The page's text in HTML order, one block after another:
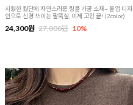
시원한 원단에 자연스러운 링클 가공 소재~ 롤업 디자
인으로 신경 쓰이는 팔뚝살, 이제 고민 끝! (2color)
24,300원 27,000원 10%